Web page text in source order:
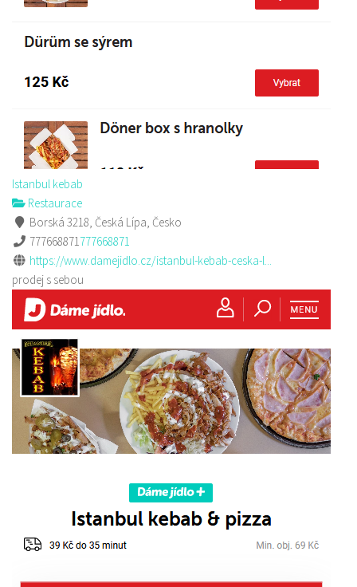
Istanbul kebab
Restaurace
Borská 3218, Česká Lípa, Česko
777668871777668871
https://www.damejidlo.cz/istanbul-kebab-ceska-l...
prodej s sebou